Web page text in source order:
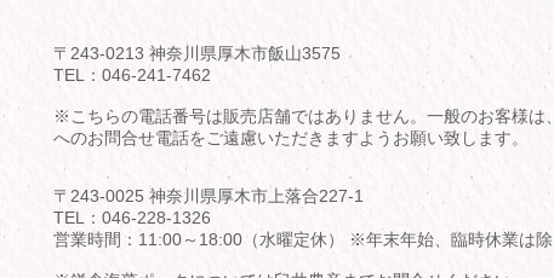
〒243-0213 神奈川県厚木市飯山3575
TEL： 046-241-7462
※こちらの電話番号は販売店舗ではありません。一般のお客様は
へのお問合せ電話をご遠慮いただきますようお願い致します。
〒243-0025 神奈川県厚木市上落合227-1
TEL： 046-228-1326
営業時間：11:00～18:00（水曜定休） ※年末年始、臨時休業は除